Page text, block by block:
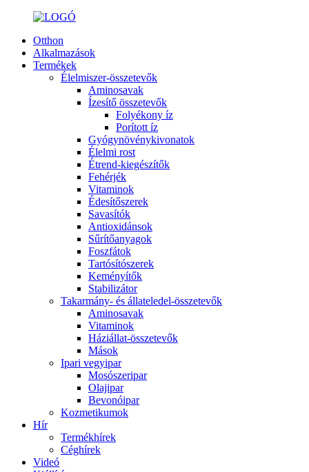
Otthon
Alkalmazások
Termékek
Élelmiszer-összetevők
Aminosavak
Ízesítő összetevők
Folyékony íz
Porított íz
Gyógynövénykivonatok
Élelmi rost
Étrend-kiegészítők
Fehérjék
Vitaminok
Édesítőszerek
Savasítók
Antioxidánsok
Sűrítőanyagok
Foszfátok
Tartósítószerek
Keményítők
Stabilizátor
Takarmány- és állateledel-összetevők
Aminosavak
Vitaminok
Háziállat-összetevők
Mások
Ipari vegyipar
Mosószeripar
Olajipar
Bevonóipar
Kozmetikumok
Hír
Termékhírek
Céghírek
Videó